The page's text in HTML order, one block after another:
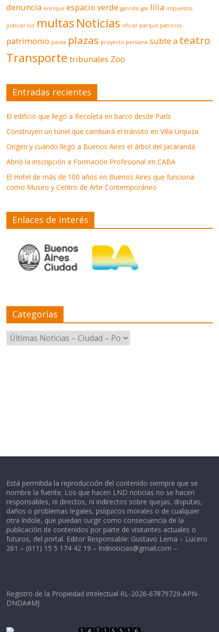
denuncia enrique espacio verde garrido gas Illia impuestos
judicial luz multas Noticias oficial parque patricios
patrimonio pauta plazas proyecto persiana subte a teatro
Transporte tribunales Zoo
Entradas recientes
El edificio que llegó a Recoleta en barco desde París
Construyen un túnel que cambiará el tránsito en Villa Urquiza
Origen y cuándo llegó a Buenos Aires el árbol del Jacarandá
Abrió la inscripción a Formación Profesional en CABA
El Hotel de más de 100 años en Buenos Aires que funciona
como Museo y Centro de Arte Contemporáneo
Enlaces de interés
Categorías
Categorías
Está permitida la reproducción del contenido siempre que se
nombre la fuente. Los que hacen LND noticias no se hacen
responsables, ni directos, ni indirectos sobre quejas, disputas,
daños o problemas legales, psíquicos morales o de cualquier
otra índole, que puedan surgir como consecuencia de la
publicación de contenidos por parte de visitantes actuales o
futuros, del portal. Editor Responsable: Gustavo Lema – Lucero
261 – (011) 15 5 174 42 19 – lndnoticias@gmail.com –
Registro de la Propiedad intelectual RL-2026-67879729-APN-
DNDA#MJ